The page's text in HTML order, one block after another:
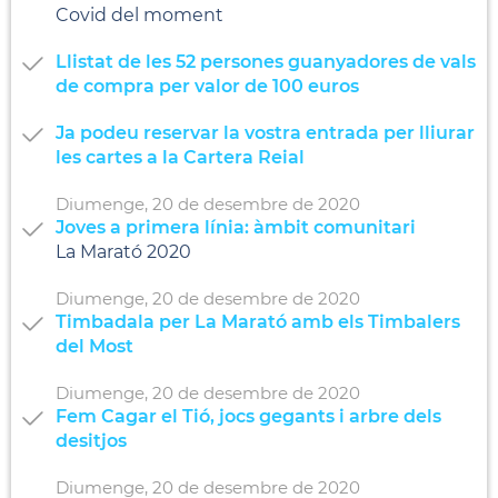
Covid del moment
Llistat de les 52 persones guanyadores de vals
de compra per valor de 100 euros
Ja podeu reservar la vostra entrada per lliurar
les cartes a la Cartera Reial
Diumenge, 20 de desembre de 2020
Joves a primera línia: àmbit comunitari
La Marató 2020
Diumenge, 20 de desembre de 2020
Timbadala per La Marató amb els Timbalers
del Most
Diumenge, 20 de desembre de 2020
Fem Cagar el Tió, jocs gegants i arbre dels
desitjos
Diumenge, 20 de desembre de 2020